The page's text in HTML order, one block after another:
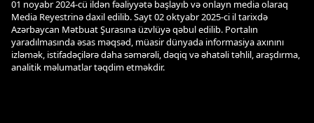
01 noyabr 2024-cü ildən fəaliyyətə başlayıb və onlayn media olaraq
Media Reyestrinə daxil edilib. Sayt 02 oktyabr 2025-ci il tarixdə
Azərbaycan Mətbuat Şurasına üzvlüyə qəbul edilib. Portalın
yaradılmasında əsas məqsəd, müasir dünyada informasiya axınını
izləmək, istifadəçilərə daha səmərəli, dəqiq və əhatəli təhlil, araşdırma,
analitik məlumatlar təqdim etməkdir.